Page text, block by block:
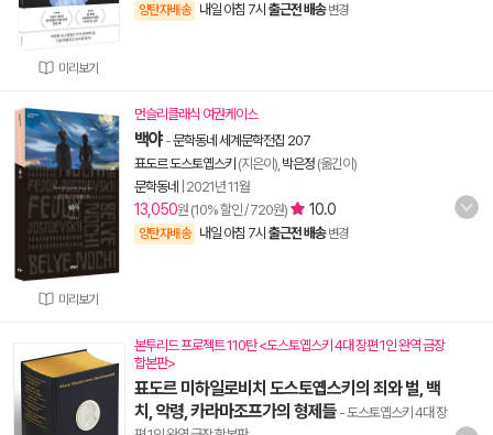
미리보기
양탄자배송 내일 아침 7시 출근전 배송 변경
미리보기
먼슬리클래식 여권케이스
백야 -문학동네 세계문학전집 207
표도르 도스토옙스키 (지은이), 박은정 (옮긴이)
문학동네
2021년 11월
13,050원 (10% 할인 / 720원) 10.0
양탄자배송 내일 아침 7시 출근전 배송 변경
본투리드 프로젝트 110탄 <도스토옙스키 4대 장편 1인 완역 금장
합본판>
표도르 미하일로비치 도스토옙스키의 죄와 벌, 백
치, 악령, 카라마조프가의 형제들 - 도스토옙스키 4대 장